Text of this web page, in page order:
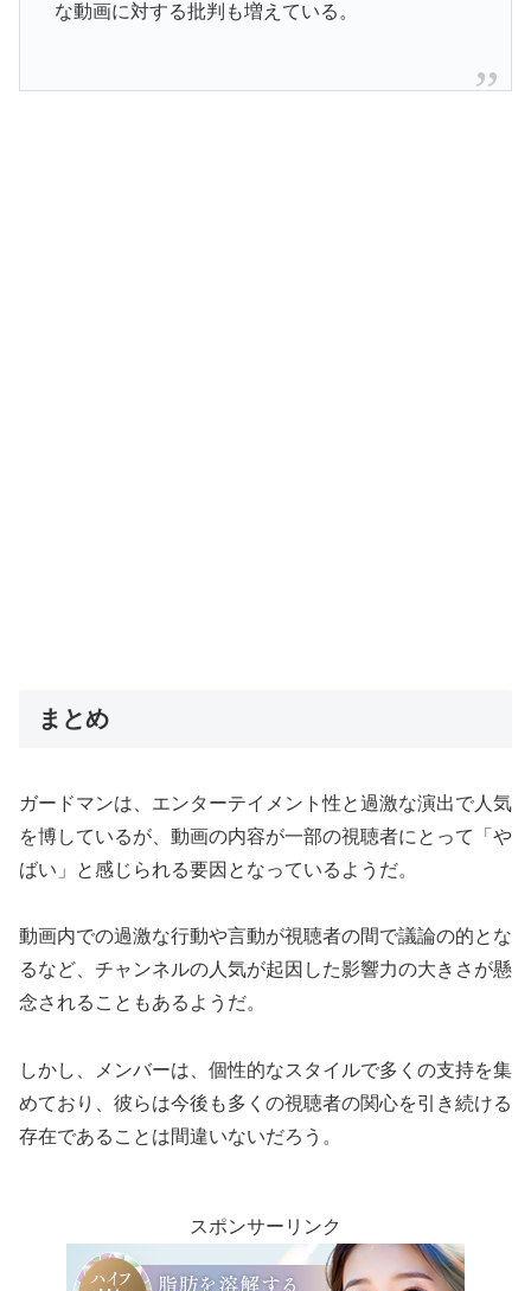
な動画に対する批判も増えている。
まとめ
ガードマンは、エンターテイメント性と過激な演出で人気
を博しているが、動画の内容が一部の視聴者にとって「や
ばい」と感じられる要因となっているようだ。
動画内での過激な行動や言動が視聴者の間で議論の的とな
るなど、チャンネルの人気が起因した影響力の大きさが懸
念されることもあるようだ。
しかし、メンバーは、個性的なスタイルで多くの支持を集
めており、彼らは今後も多くの視聴者の関心を引き続ける
存在であることは間違いないだろう。
スポンサーリンク